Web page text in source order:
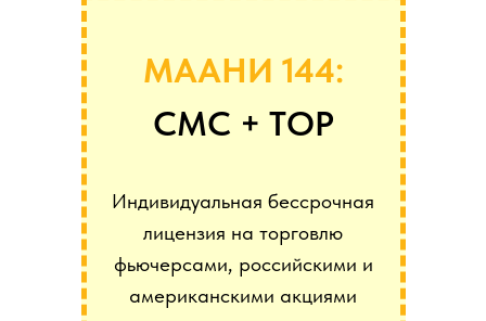
Индивидуальная бессрочная
лицензия на торговлю
фьючерсами, российскими и
американскими акциями
МААНИ 144:
СМС + ТОР